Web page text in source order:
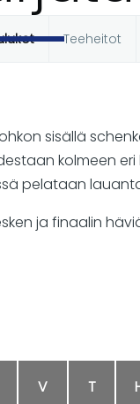
Teeheitot
sisällä
kolmeen
pelataan
ja finaalin
V T